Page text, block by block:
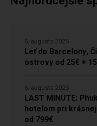
Leť do Barcelony,
ostrovy od 25€ +
6. augusta 2026
LAST MINUTE:
hotelom pri
od 799€
6. augusta 2026